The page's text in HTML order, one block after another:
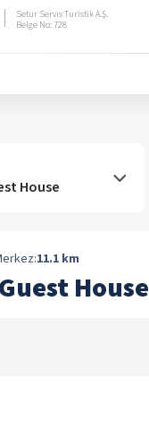
Setur Servis Turistik A.Ş.
Belge No: 728
11.1 km
House